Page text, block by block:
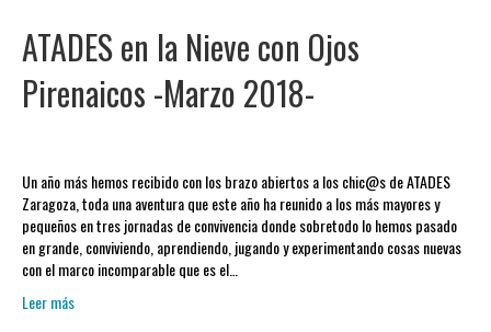
ATADES en la Nieve con Ojos
Pirenaicos -Marzo 2018-
Un año más hemos recibido con los brazo abiertos a los chic@s de ATADES
Zaragoza, toda una aventura que este año ha reunido a los más mayores y
pequeños en tres jornadas de convivencia donde sobretodo lo hemos pasado
en grande, conviviendo, aprendiendo, jugando y experimentando cosas nuevas
con el marco incomparable que es el…
Leer más